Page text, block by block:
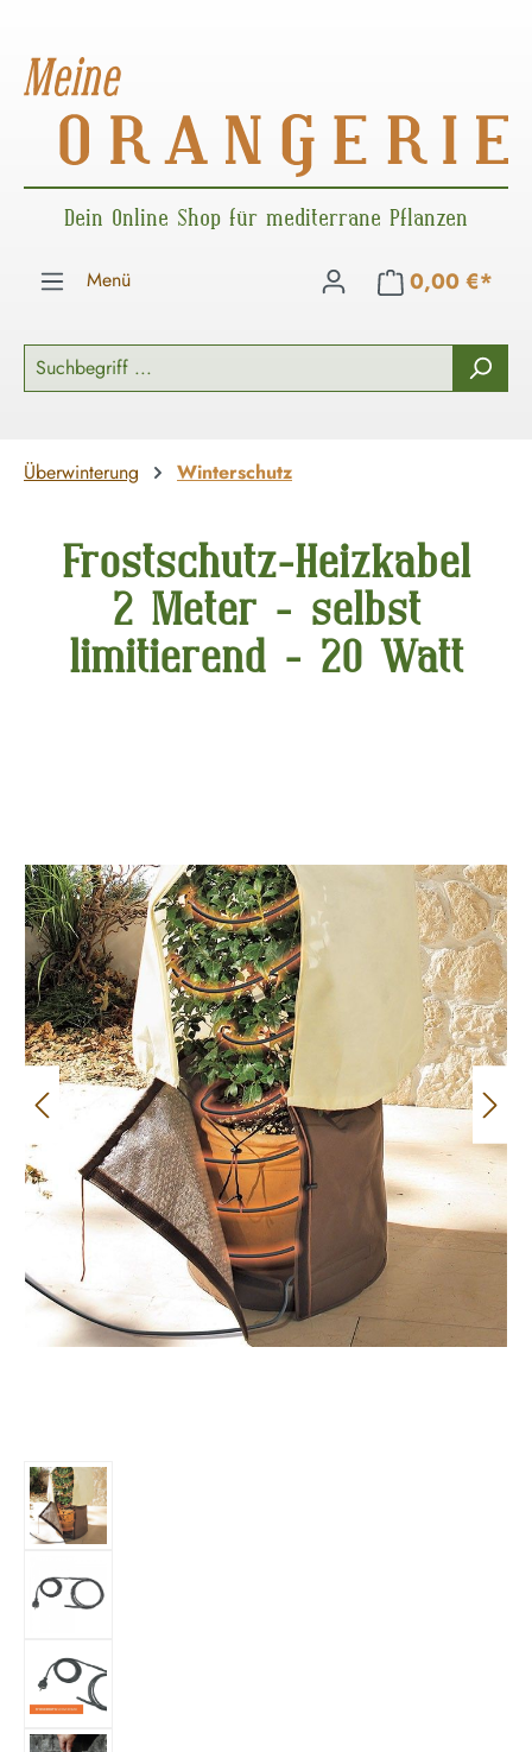
Dein Online Shop für mediterrane Pflanzen
Menü 0,00 €*
Überwinterung Winterschutz
Frostschutz-Heizkabel
2 Meter - selbst
limitierend - 20 Watt